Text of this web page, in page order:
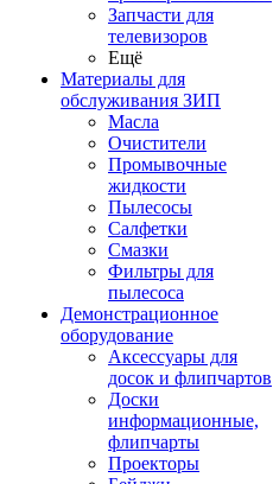
Запчасти для
телевизоров
Ещё
Материалы для
обслуживания ЗИП
Масла
Очистители
Промывочные
жидкости
Пылесосы
Салфетки
Смазки
Фильтры для
пылесоса
Демонстрационное
оборудование
Аксессуары для
досок и флипчартов
Доски
информационные,
флипчарты
Проекторы